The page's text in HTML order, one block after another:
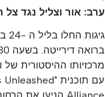
ערב: אור וצליל נגד
מרכזיותו ההיסטורית